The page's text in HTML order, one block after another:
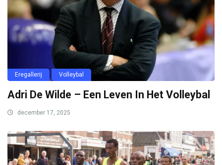
Eregallerij Volleybal
Adri De Wilde – Een Leven In Het Volleybal
december 17, 2025